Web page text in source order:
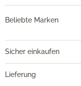
Beliebte Marken
Sicher einkaufen
Lieferung